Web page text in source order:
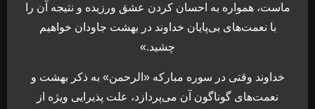
ماست، همواره به احسان کردن عشق ورزيده و نتيجه آن را
با نعمت‌های بی‌پايان خداوند در بهشت جاودان خواهيم
چشيد.»
خداوند وقتی در سوره مباركه «الرحمن» به ذكر بهشت و
نعمت‌های گوناگون آن می‌پردازد، علت پذيرايی ويژه از